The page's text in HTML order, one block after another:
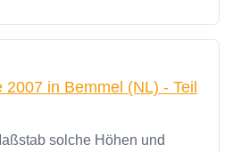
in Bemmel (NL) - Teil
solche Höhen und